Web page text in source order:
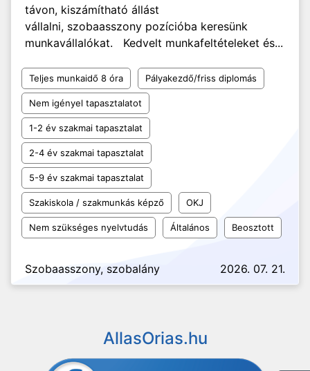
távon, kiszámítható állást
vállalni, szobaasszony pozícióba keresünk
munkavállalókat. Kedvelt munkafeltételeket és...
Teljes munkaidő 8 óra Pályakezdő/friss diplomás
Nem igényel tapasztalatot
1-2 év szakmai tapasztalat
2-4 év szakmai tapasztalat
5-9 év szakmai tapasztalat
Szakiskola / szakmunkás képző OKJ
Nem szükséges nyelvtudás Általános Beosztott
Szobaasszony, szobalány 2026. 07. 21.
AllasOrias.hu